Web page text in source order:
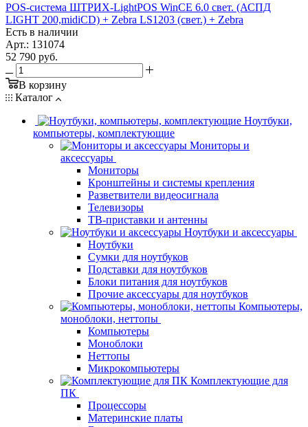
POS-система ШТРИХ-LightPOS WinCE 6.0 свет. (АСПД
LIGHT 200,midiCD) + Zebra LS1203 (свет.) + Zebra
Есть в наличии
Арт.: 131074
52 790 руб.
В корзину
Каталог
Ноутбуки,
компьютеры, комплектующие
Мониторы и
аксессуары
Мониторы
Кронштейны и системы крепления
Разветвители видеосигнала
Телевизоры
ТВ-приставки и антенны
Ноутбуки и аксессуары
Ноутбуки
Сумки для ноутбуков
Подставки для ноутбуков
Блоки питания для ноутбуков
Прочие аксессуары для ноутбуков
Компьютеры,
моноблоки, неттопы
Компьютеры
Моноблоки
Неттопы
Микрокомпьютеры
Комплектующие для
ПК
Процессоры
Материнские платы